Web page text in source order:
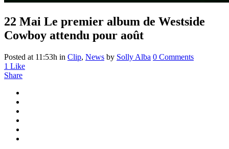
22 Mai Le premier album de Westside
Cowboy attendu pour août
Posted at 11:53h in Clip, News by Solly Alba 0 Comments
1 Like
Share